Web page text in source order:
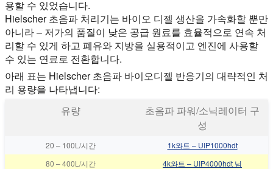
용할 수 있었습니다.
Hielscher 초음파 처리기는 바이오 디젤 생산을 가속화할 뿐만
아니라 – 저가의 품질이 낮은 공급 원료를 효율적으로 연속 처
리할 수 있게 하고 폐유와 지방을 실용적이고 엔진에 사용할
수 있는 연료로 전환합니다.
아래 표는 Hielscher 초음파 바이오디젤 반응기의 대략적인 처
리 용량을 나타냅니다:
유량
초음파 파워/소닉레이터 구
성
20 – 100L/시간
1k와트 – UIP1000hdt
80 –400L/시간
4k와트 – UIP4000hdt 님